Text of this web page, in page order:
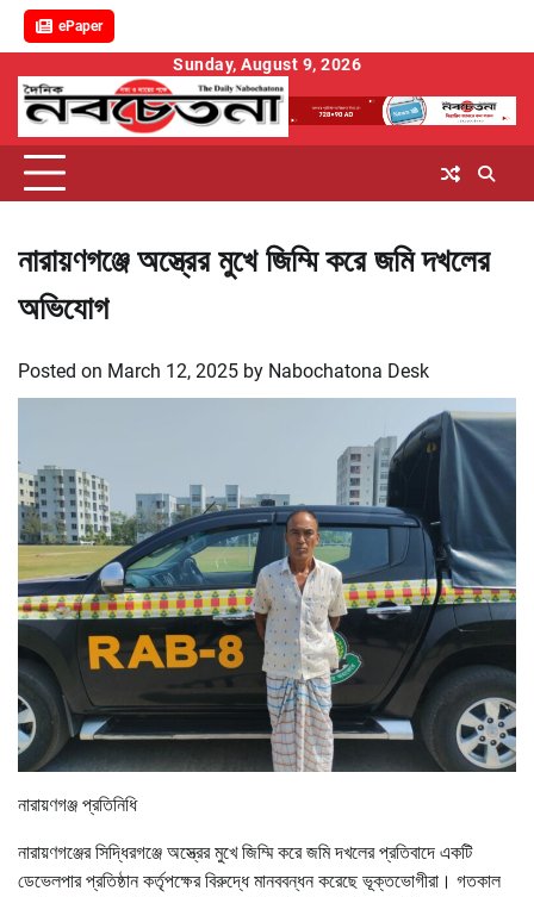
ePaper
content
Sunday, August 9, 2026
নারায়ণগঞ্জে অস্ত্রের মুখে জিম্মি করে জমি দখলের
অভিযোগ
Posted on March 12, 2025 by Nabochatona Desk
নারায়ণগঞ্জ প্রতিনিধি
নারায়ণগঞ্জের সিদ্ধিরগঞ্জে অস্ত্রের মুখে জিম্মি করে জমি দখলের প্রতিবাদে একটি
ডেভেলপার প্রতিষ্ঠান কর্তৃপক্ষের বিরুদ্ধে মানববন্ধন করেছে ভূক্তভোগীরা। গতকাল